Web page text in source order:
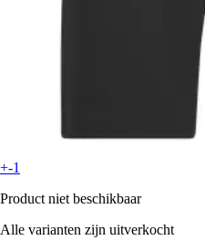
+-1
Product niet beschikbaar
Alle varianten zijn uitverkocht